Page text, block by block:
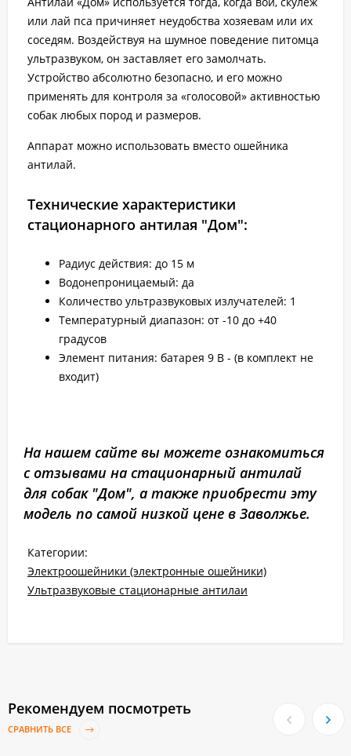
или лай пса причиняет неудобства хозяевам или их
соседям. Воздействуя на шумное поведение питомца
ультразвуком, он заставляет его замолчать.
Устройство абсолютно безопасно, и его можно
применять для контроля за «голосовой» активностью
собак любых пород и размеров.
Аппарат можно использовать вместо ошейника
антилай.
Технические характеристики
стационарного антилая "Дом":
Радиус действия: до 15 м
Водонепроницаемый: да
Количество ультразвуковых излучателей: 1
Температурный диапазон: от -10 до +40
градусов
Элемент питания: батарея 9 В - (в комплект не
входит)
На нашем сайте вы можете ознакомиться
с отзывами на стационарный антилай
для собак "Дом", а также приобрести эту
модель по самой низкой цене в Заволжье.
Категории:
Электроошейники (электронные ошейники)
Ультразвуковые стационарные антилаи
Рекомендуем посмотреть
СРАВНИТЬ ВСЕ